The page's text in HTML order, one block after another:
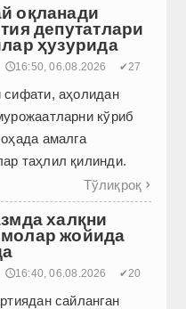
оқланади
депутатлари
ҳузурида
🕔16:50, 06.08.2026 ✔27
сифати, аҳолидан
кўриб
амалга
таҳлил қилинди.
Тўлиқроқ 
халқни
жойида
🕔16:40, 06.08.2026 ✔20
сайланган